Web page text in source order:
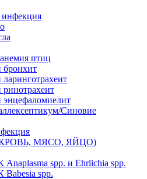
инфекция
птиц
Синовие
(КРОВЬ, МЯСО, ЯЙЦО)
spp. и Ehrlichia spp.
spp.